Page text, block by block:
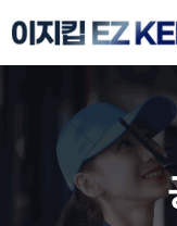
컨
텐